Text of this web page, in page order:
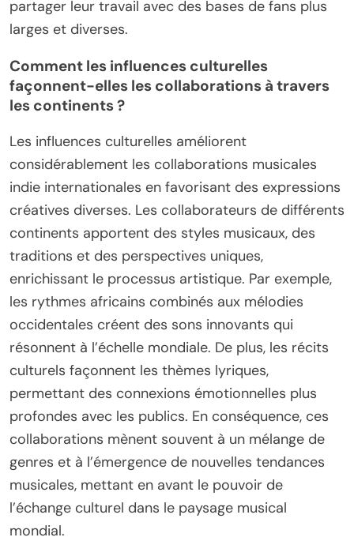
partager leur travail avec des bases de fans plus
larges et diverses.
Comment les influences culturelles
façonnent-elles les collaborations à travers
les continents ?
Les influences culturelles améliorent
considérablement les collaborations musicales
indie internationales en favorisant des expressions
créatives diverses. Les collaborateurs de différents
continents apportent des styles musicaux, des
traditions et des perspectives uniques,
enrichissant le processus artistique. Par exemple,
les rythmes africains combinés aux mélodies
occidentales créent des sons innovants qui
résonnent à l’échelle mondiale. De plus, les récits
culturels façonnent les thèmes lyriques,
permettant des connexions émotionnelles plus
profondes avec les publics. En conséquence, ces
collaborations mènent souvent à un mélange de
genres et à l’émergence de nouvelles tendances
musicales, mettant en avant le pouvoir de
l’échange culturel dans le paysage musical
mondial.